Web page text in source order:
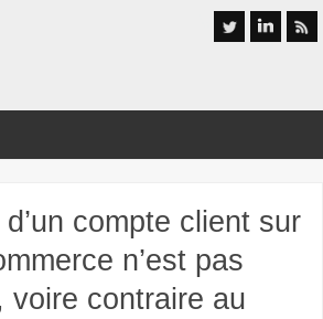
compte client sur
n’est pas
voire contraire au